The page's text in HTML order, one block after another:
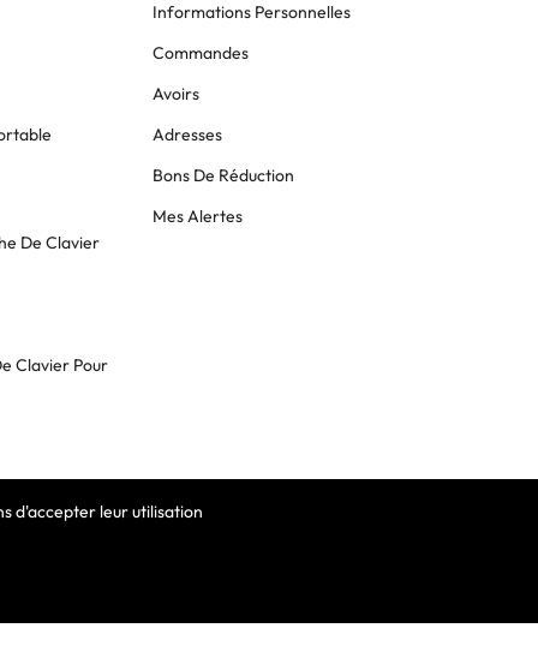
d'accepter leur utilisation
De Clavier
Clavier Pour
Informations Personnelles
Commandes
Avoirs
Adresses
Bons De Réduction
Mes Alertes